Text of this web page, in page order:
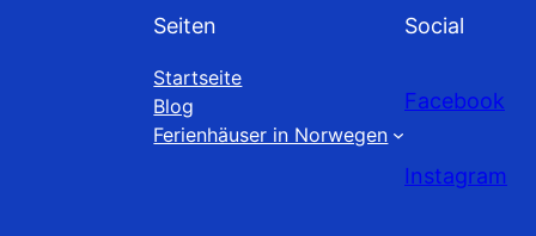
Seiten
Startseite
Blog
Ferienhäuser in Norwegen
Social
Facebook
Instagram